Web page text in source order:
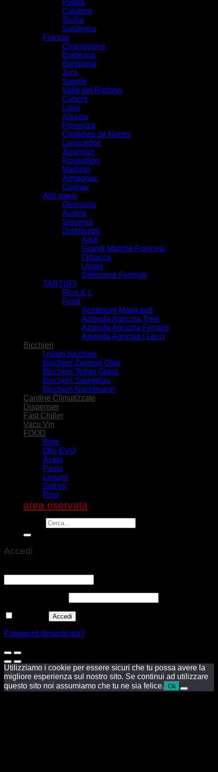
Puglia
Calabria
Sicilia
Sardegna
Francia
Champagne
Bordeaux
Borgogna
Jura
Savoie
Valle del Rodano
Cahors
Loira
Alsazia
Provenza
Costiéres de Nimes
Languedoc
Jurançon
Roussillon
Madiran
Armagnac
Cognac
Altri paesi
Germania
Austria
Slovenia
Distributori
Arké
Grandi Marche Francesi
Orbacca
Upper
Selezione Formigli
TARTUFI
Riva & c.
Food
Acetorium Manicardi
Azienda Agricola Trevi
Azienda Agricola Ferraris
Azienda Agricola I Lecci
Bicchieri
I nostri bicchieri
Bicchieri Zwiesel Glas
Bicchieri Terlan Glass
Bicchieri Spiegelau
Bicchieri Nachtmann
Cantine Climatizzate
Dispenser
Fast Chiller
Vacu Vin
FOOD
Birre
Olio EVO
Aceto
Pasta
Legumi
Sott’oli
Riso
area riservata
Accedi
Accedi
Password dimenticata?
Utilizziamo i cookie per essere sicuri che tu possa avere la
migliore esperienza sul nostro sito. Se continui ad utilizzare
questo sito noi assumiamo che tu ne sia felice. Ok